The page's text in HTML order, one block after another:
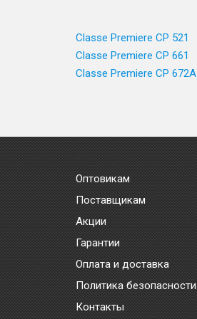
Classe Premiere CP 521
Classe Premiere CP 661
Classe Premiere CP 672A
Оптовикам
Поставщикам
Акции
Гарантии
Оплата и доставка
Политика безопасности
Контакты